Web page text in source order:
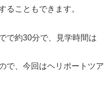
ることもできます。
で約30分で、見学時間は
で、今回はヘリポートツア